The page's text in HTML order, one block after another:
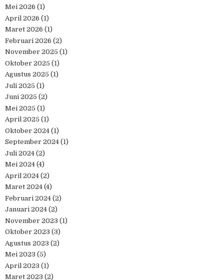
Mei 2026 (1)
April 2026 (1)
Maret 2026 (1)
Februari 2026 (2)
November 2025 (1)
Oktober 2025 (1)
Agustus 2025 (1)
Juli 2025 (1)
Juni 2025 (2)
Mei 2025 (1)
April 2025 (1)
Oktober 2024 (1)
September 2024 (1)
Juli 2024 (2)
Mei 2024 (4)
April 2024 (2)
Maret 2024 (4)
Februari 2024 (2)
Januari 2024 (2)
November 2023 (1)
Oktober 2023 (3)
Agustus 2023 (2)
Mei 2023 (5)
April 2023 (1)
Maret 2023 (2)